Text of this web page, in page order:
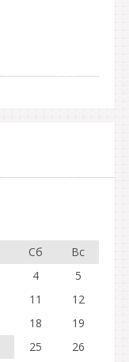
Сб
Вс
4
5
11
12
18
19
25
26